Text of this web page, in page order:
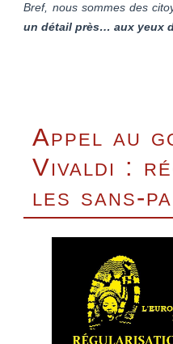
Bref, nous sommes des
un détail près… aux yeux
Appel au
Vivaldi :
les sans-